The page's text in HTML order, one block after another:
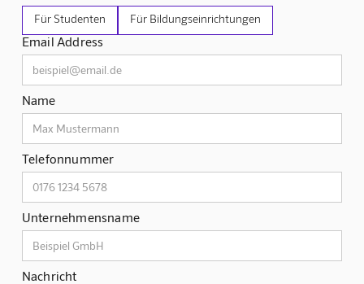
Für Studenten Für Bildungseinrichtungen
Email Address
Name
Telefonnummer
Unternehmensname
Nachricht